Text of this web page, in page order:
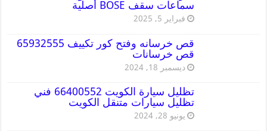
سماعات سقف BOSE أصلية
فبراير 5, 2025
قص خرسانه وفتح كور تكييف 65932555
قص خرسانات
ديسمبر 18, 2024
تظليل سيارة الكويت 66400552 فني
تظليل سيارات متنقل الكويت
يونيو 28, 2024